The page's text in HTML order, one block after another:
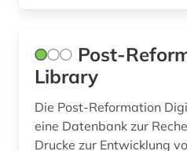
genealogische tafel (1)
georg thomas von (1)
germania sacra (1)
Post-
Library
Die Post-Reformation
eine Datenbank zur
Drucke zur Entwicklung